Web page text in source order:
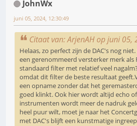
JohnWx
juni 05, 2024, 12:30:49
Citaat van: ArjenAH op juni 05,
Helaas, zo perfect zijn de DAC's nog
een gerenommeerd versterker merk als
standaard filter met relatief veel
omdat dit filter de beste resultaat
een opname zonder dat het
goed klinkt. Ook hier wordt altijd echo
instrumenten wordt meer de nadruk
heel puur wilt, moet je naar het
met DAC's blijft een kunstmatige